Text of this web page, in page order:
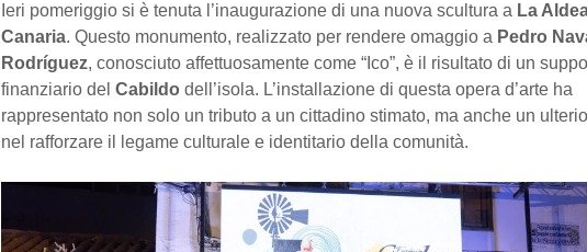
Ieri pomeriggio si è tenuta l’inaugurazione di una nuova scultura a La
Canaria. Questo monumento, realizzato per rendere omaggio a Pedro
Rodríguez, conosciuto affettuosamente come “Ico”, è il risultato di un
finanziario del Cabildo dell’isola. L’installazione di questa opera d’arte ha
rappresentato non solo un tributo a un cittadino stimato, ma anche un
nel rafforzare il legame culturale e identitario della comunità.